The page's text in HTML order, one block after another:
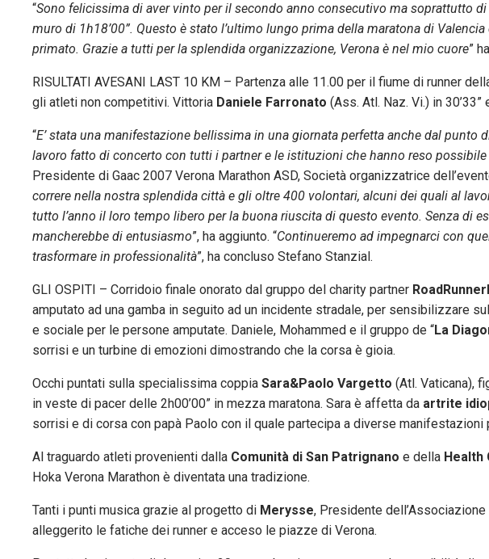
“Sono felicissima di aver vinto per il secondo anno consecutivo ma soprattutto
muro di 1h18’00”. Questo è stato l’ultimo lungo prima della maratona di
primato. Grazie a tutti per la splendida organizzazione, Verona è nel mio cuore”
RISULTATI AVESANI LAST 10 KM – Partenza alle 11.00 per il fiume di runner
gli atleti non competitivi. Vittoria Daniele Farronato (Ass. Atl. Naz. Vi.) in 30’33”
“E’ stata una manifestazione bellissima in una giornata perfetta anche dal
lavoro fatto di concerto con tutti i partner e le istituzioni che hanno reso
Presidente di Gaac 2007 Verona Marathon ASD, Società organizzatrice
correre nella nostra splendida città e gli oltre 400 volontari, alcuni dei quali al
tutto l’anno il loro tempo libero per la buona riuscita di questo evento. Senza di
mancherebbe di entusiasmo”, ha aggiunto. “Continueremo ad impegnarci con
trasformare in professionalità”, ha concluso Stefano Stanzial.
GLI OSPITI – Corridoio finale onorato dal gruppo del charity partner
amputato ad una gamba in seguito ad un incidente stradale, per sensibilizzare
e sociale per le persone amputate. Daniele, Mohammed e il gruppo de “La
sorrisi e un turbine di emozioni dimostrando che la corsa è gioia.
Occhi puntati sulla specialissima coppia Sara&Paolo Vargetto (Atl. Vaticana),
in veste di pacer delle 2h00’00” in mezza maratona. Sara è affetta da artrite
sorrisi e di corsa con papà Paolo con il quale partecipa a diverse manifestazioni
Al traguardo atleti provenienti dalla Comunità di San Patrignano e della Health
Hoka Verona Marathon è diventata una tradizione.
Tanti i punti musica grazie al progetto di Merysse, Presidente
alleggerito le fatiche dei runner e acceso le piazze di Verona.